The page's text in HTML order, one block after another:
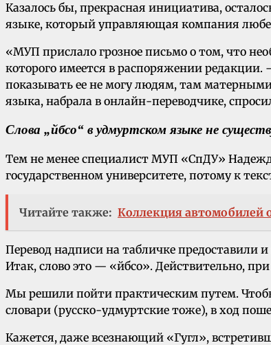
Казалось бы, прекрасная инициатива,
языке, который управляющая компания
«МУП прислало грозное письмо о том, что
которого имеется в распоряжении
показывать ее не могу людям, там матерными
языка, набрала в онлайн-переводчике,
Слова „йбсо“ в удмуртском языке не
Тем не менее специалист МУП «СпДУ»
государственном университете, потому к
Читайте также: Коллекция автомобилей
Перевод надписи на табличке
Итак, слово это — «йбсо». Действительно,
Мы решили пойти практическим путем.
словари (русско-удмуртские тоже), в ход
Кажется, даже всезнающий «Гугл»,